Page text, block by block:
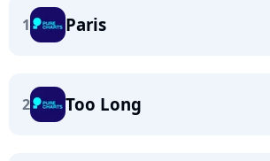
1 Paris
2 Too Long